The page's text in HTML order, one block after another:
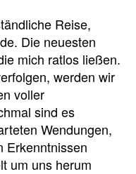
Reise,
Die neuesten
mich ratlos ließen.
werden wir
voller
sind es
Wendungen,
Erkenntnissen
um uns herum